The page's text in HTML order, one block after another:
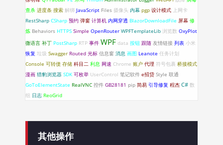
查杀 进度条 搜索 解绑 JavaScript Files 摄像头 内幕 pgp 设计模式 上网卡
RestSharp CSharp 预约 弹窗 计算机 内网穿透 BlazorDownloadFile 屏幕 修
炼 Behaviors HTTPS Simple OpenRouter WPFTemplateLib 浏览数 OxyPlot
微语言 补丁 PostSharp RTP 事件 WPF data 按钮 跟随 友情链接 列表 小米
恢复 垃圾 Swagger Routed 光标 信息窗 消息 画图 Leanote 任务计划
Console 可转债 存储 科目二 利息 网速 Chrome 账户 代理 符号包裹 桥接模式
漫画 猎豹浏览器 SDK 可枚举 UserControl 笔记软件 e招贷 Style 联通
GoToElementState RealVNC 控件 GB28181 pip 简易 引导修复 程杰 C# 数
组 日志 ReoGrid
其他操作